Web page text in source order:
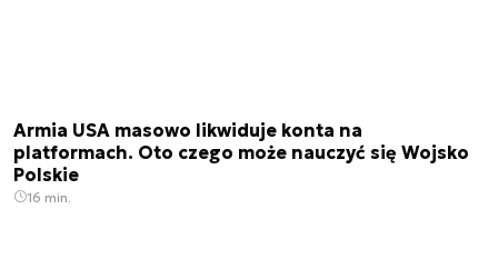
Armia USA masowo likwiduje konta na
platformach. Oto czego może nauczyć się Wojsko
Polskie
16 min.